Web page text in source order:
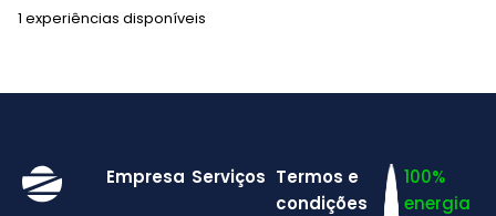
1 experiências disponíveis
Empresa Serviços Termos e
condições
100%
energia